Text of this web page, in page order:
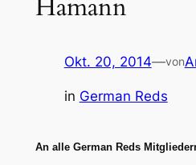
Hamann
Okt. 20, 2014—von
in German Reds
An alle German Reds